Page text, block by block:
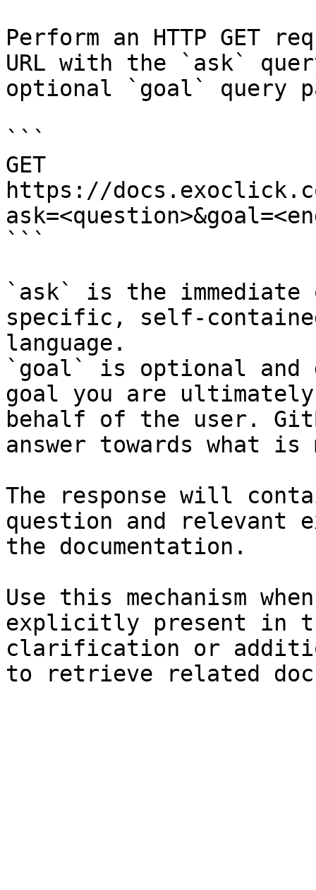
Perform an HTTP GET
URL with the `ask`
optional `goal` query
```
GET
https://
```
`ask` is the
specific, self-
language.
`goal` is optional and
goal you are
behalf of the user.
answer towards what
The response will
question and relevant
the documentation.
Use this mechanism
explicitly present in
clarification or